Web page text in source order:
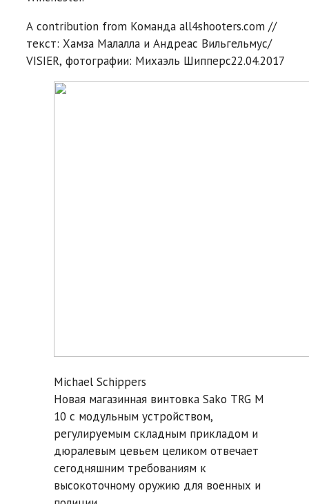
A contribution from Команда all4shooters.com //
текст: Хамза Малалла и Андреас Вильгельмус/
VISIER, фотографии: Михаэль Шипперс22.04.2017
Michael Schippers
Новая магазинная винтовка Sako TRG M
10 с модульным устройством,
регулируемым складным прикладом и
дюралевым цевьем целиком отвечает
сегодняшним требованиям к
высокоточному оружию для военных и